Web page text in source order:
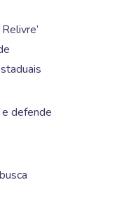
defende